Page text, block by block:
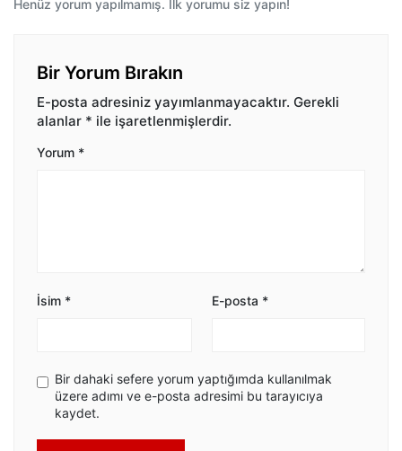
Henüz yorum yapılmamış. İlk yorumu siz yapın!
Bir Yorum Bırakın
E-posta adresiniz yayımlanmayacaktır. Gerekli
alanlar * ile işaretlenmişlerdir.
Yorum *
İsim * E-posta *
Bir dahaki sefere yorum yaptığımda kullanılmak
üzere adımı ve e-posta adresimi bu tarayıcıya
kaydet.